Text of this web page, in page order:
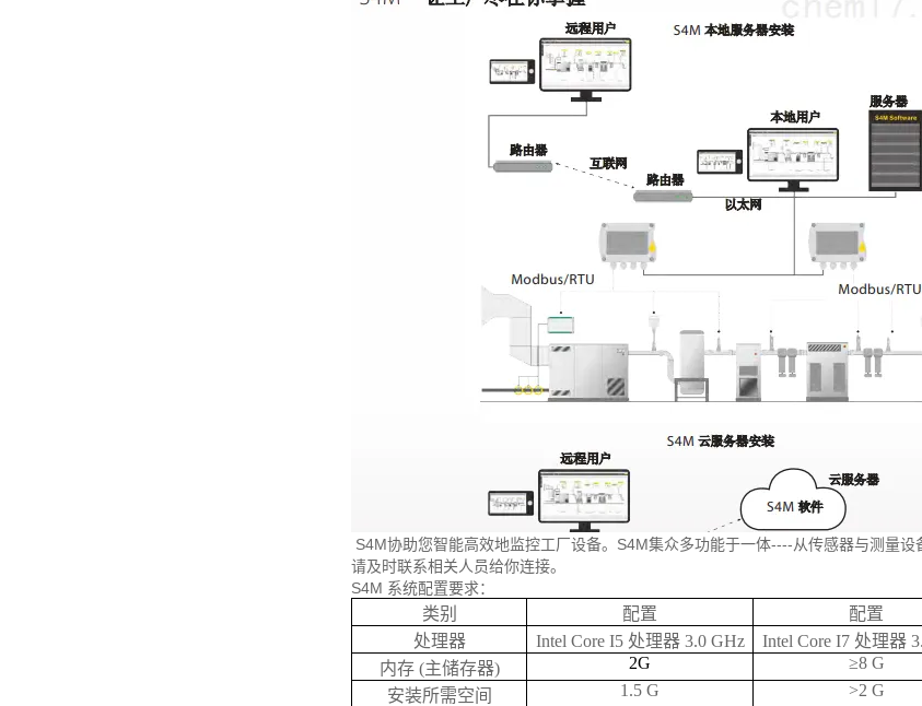
S4M协助您智能高效地监控工厂设备。S4M集众多功能于一体----从传感器与测量
请及时联系相关人员给你连接。
S4M 系统配置要求：
类别 配置
配置
处理器
Intel Core I5 处理器 3.0 GHz
Intel Core I7 处理器
内存 (主储存器)
2G
≥8 G
安装所需空间
1.5 G
>2 G